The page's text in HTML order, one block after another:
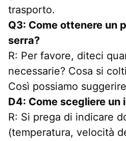
trasporto.
Q3: Come ottenere un
serra?
R: Per favore, diteci
necessarie? Cosa si
Così possiamo
D4: Come scegliere un
R: Si prega di indicare
(temperatura, velocità